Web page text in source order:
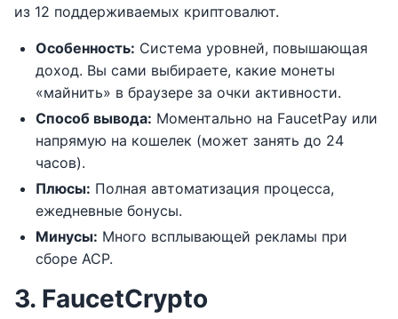
из 12 поддерживаемых криптовалют.
Особенность: Система уровней, повышающая
доход. Вы сами выбираете, какие монеты
«майнить» в браузере за очки активности.
Способ вывода: Моментально на FaucetPay или
напрямую на кошелек (может занять до 24
часов).
Плюсы: Полная автоматизация процесса,
ежедневные бонусы.
Минусы: Много всплывающей рекламы при
сборе ACP.
3. FaucetCrypto